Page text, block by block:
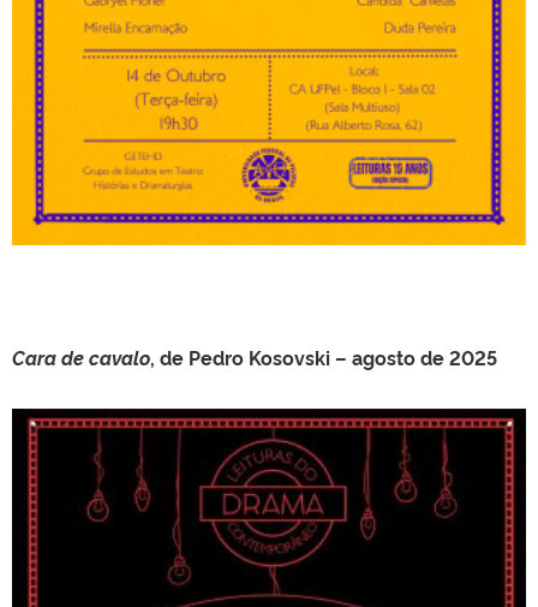
Cara de cavalo, de Pedro Kosovski – agosto de 2025